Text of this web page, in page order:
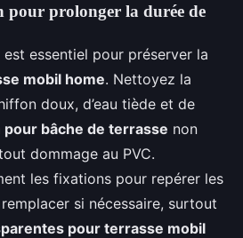
pour prolonger la durée de
essentiel pour préserver la
mobil home. Nettoyez la
doux, d’eau tiède et de
bâche de terrasse non
dommage au PVC.
les fixations pour repérer les
remplacer si nécessaire, surtout
pour terrasse mobil